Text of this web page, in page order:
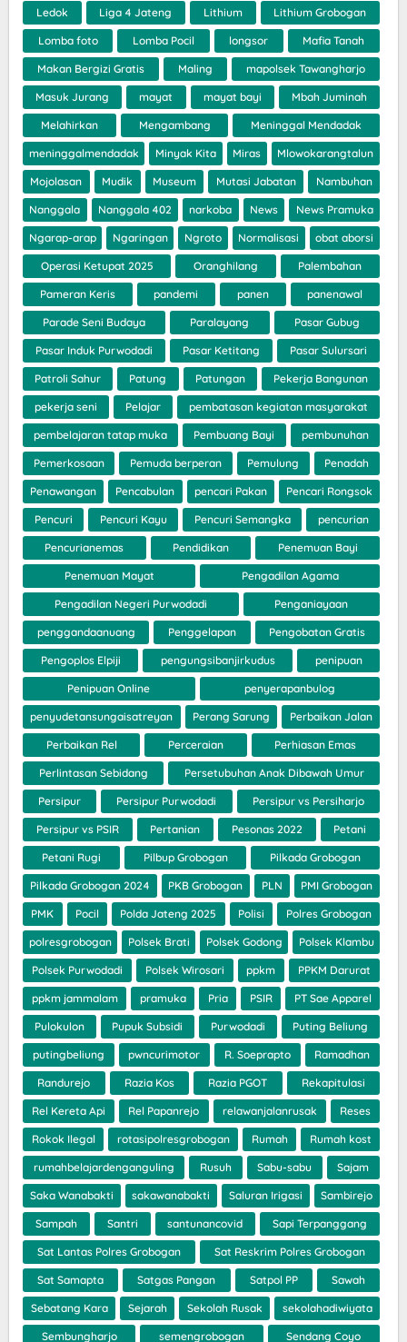
Ledok Liga 4 Jateng Lithium Lithium Grobogan
Lomba foto Lomba Pocil longsor Mafia Tanah
Makan Bergizi Gratis Maling mapolsek Tawangharjo
Masuk Jurang mayat mayat bayi Mbah Juminah
Melahirkan Mengambang Meninggal Mendadak
meninggalmendadak Minyak Kita Miras Mlowokarangtalun
Mojolasan Mudik Museum Mutasi Jabatan Nambuhan
Nanggala Nanggala 402 narkoba News News Pramuka
Ngarap-arap Ngaringan Ngroto Normalisasi obat aborsi
Operasi Ketupat 2025 Oranghilang Palembahan
Pameran Keris pandemi panen panenawal
Parade Seni Budaya Paralayang Pasar Gubug
Pasar Induk Purwodadi Pasar Ketitang Pasar Sulursari
Patroli Sahur Patung Patungan Pekerja Bangunan
pekerja seni Pelajar pembatasan kegiatan masyarakat
pembelajaran tatap muka Pembuang Bayi pembunuhan
Pemerkosaan Pemuda berperan Pemulung Penadah
Penawangan Pencabulan pencari Pakan Pencari Rongsok
Pencuri Pencuri Kayu Pencuri Semangka pencurian
Pencurianemas Pendidikan Penemuan Bayi
Penemuan Mayat Pengadilan Agama
Pengadilan Negeri Purwodadi Penganiayaan
penggandaanuang Penggelapan Pengobatan Gratis
Pengoplos Elpiji pengungsibanjirkudus penipuan
Penipuan Online penyerapanbulog
penyudetansungaisatreyan Perang Sarung Perbaikan Jalan
Perbaikan Rel Perceraian Perhiasan Emas
Perlintasan Sebidang Persetubuhan Anak Dibawah Umur
Persipur Persipur Purwodadi Persipur vs Persiharjo
Persipur vs PSIR Pertanian Pesonas 2022 Petani
Petani Rugi Pilbup Grobogan Pilkada Grobogan
Pilkada Grobogan 2024 PKB Grobogan PLN PMI Grobogan
PMK Pocil Polda Jateng 2025 Polisi Polres Grobogan
polresgrobogan Polsek Brati Polsek Godong Polsek Klambu
Polsek Purwodadi Polsek Wirosari ppkm PPKM Darurat
ppkm jammalam pramuka Pria PSIR PT Sae Apparel
Pulokulon Pupuk Subsidi Purwodadi Puting Beliung
putingbeliung pwncurimotor R. Soeprapto Ramadhan
Randurejo Razia Kos Razia PGOT Rekapitulasi
Rel Kereta Api Rel Papanrejo relawanjalanrusak Reses
Rokok Ilegal rotasipolresgrobogan Rumah Rumah kost
rumahbelajardenganguling Rusuh Sabu-sabu Sajam
Saka Wanabakti sakawanabakti Saluran Irigasi Sambirejo
Sampah Santri santunancovid Sapi Terpanggang
Sat Lantas Polres Grobogan Sat Reskrim Polres Grobogan
Sat Samapta Satgas Pangan Satpol PP Sawah
Sebatang Kara Sejarah Sekolah Rusak sekolahadiwiyata
Sembungharjo semengrobogan Sendang Coyo